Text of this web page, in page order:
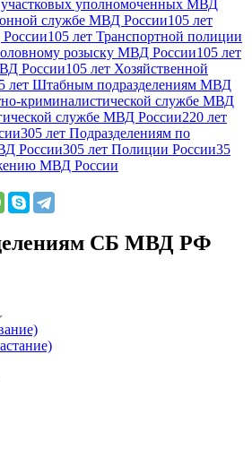
участковых уполномоченных МВД
службе МВД России105 лет
105 лет Транспортной полиции
розыску МВД России105 лет
России105 лет Хозяйственной
лет Штабным подразделениям МВД
криминалистической службе МВД
службе МВД России220 лет
305 лет Подразделениям по
России305 лет Полиции России35
МВД России
СБ МВД РФ